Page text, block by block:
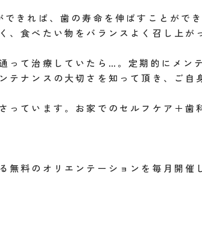
きれば、歯の寿命を伸ばすことができ
、食べたい物をバランスよく召し上
って治療していたら…。定期的にメン
ナンスの大切さを知って頂き、ご自
っています。お家でのセルフケア＋歯
料のオリエンテーションを毎月開催